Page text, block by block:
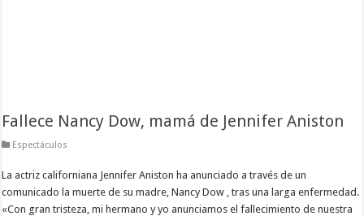
Fallece Nancy Dow, mamá de Jennifer Aniston
Espectáculos
La actriz californiana Jennifer Aniston ha anunciado a través de un
comunicado la muerte de su madre, Nancy Dow , tras una larga enfermedad.
«Con gran tristeza, mi hermano y yo anunciamos el fallecimiento de nuestra